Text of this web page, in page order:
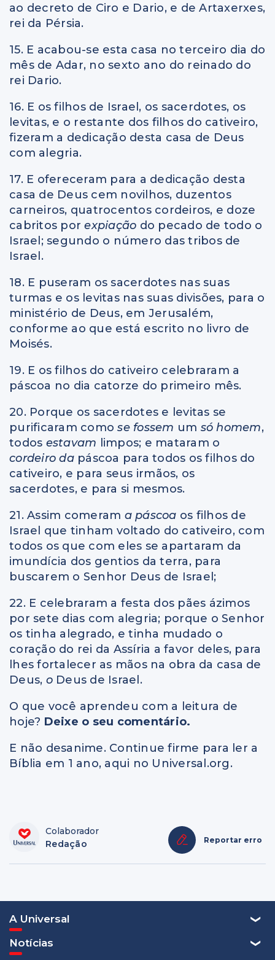
ao decreto de Ciro e Dario, e de Artaxerxes,
rei da Pérsia.
15. E acabou-se esta casa no terceiro dia do
mês de Adar, no sexto ano do reinado do
rei Dario.
16. E os filhos de Israel, os sacerdotes, os
levitas, e o restante dos filhos do cativeiro,
fizeram a dedicação desta casa de Deus
com alegria.
17. E ofereceram para a dedicação desta
casa de Deus cem novilhos, duzentos
carneiros, quatrocentos cordeiros, e doze
cabritos porexpiação do pecado de todo o
Israel; segundo o número das tribos de
Israel.
18. E puseram os sacerdotes nas suas
turmas e os levitas nas suas divisões, para o
ministério de Deus, em Jerusalém,
conforme ao que está escrito no livro de
Moisés.
19. E os filhos do cativeiro celebraram a
páscoa no dia catorze do primeiro mês.
20. Porque os sacerdotes e levitas se
purificaram comose fossem um sóhomem,
todos estavam limpos; e mataram o
cordeiro da páscoa para todos os filhos do
cativeiro, e para seus irmãos, os
sacerdotes, e para si mesmos.
21. Assim comeram a páscoa os filhos de
Israel que tinham voltado do cativeiro, com
todos os que com eles se apartaram da
imundícia dos gentios da terra, para
buscarem o Senhor Deus de Israel;
22. E celebraram a festa dos pães ázimos
por sete dias com alegria; porque o Senhor
os tinha alegrado, e tinha mudado o
coração do rei da Assíria a favor deles, para
lhes fortalecer as mãos na obra da casa de
Deus, o Deus de Israel.
O que você aprendeu com a leitura de
hoje? Deixe o seu comentário.
E não desanime. Continue firme para ler a
Bíblia em 1 ano, aqui no Universal.org.
Colaborador
Redação
Reportar erro
A Universal
Notícias